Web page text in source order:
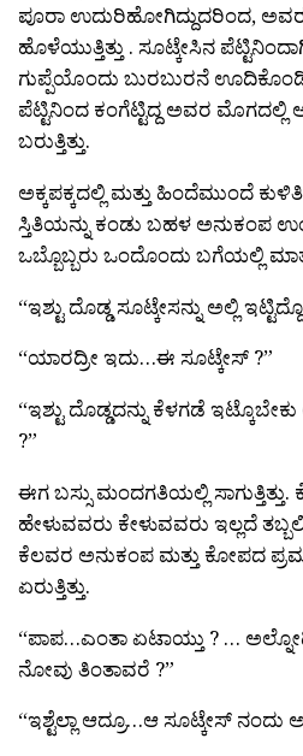
ಪೂರಾ ಉದುರಿಹೋಗಿದ್ದುದರಿಂದ,
ಹೊಳೆಯುತ್ತಿತ್ತು . ಸೂಟ್ಕೇಸಿನ
ಗುಪ್ಪೆಯೊಂದು ಬುರಬುರನೆ
ಪೆಟ್ಟಿನಿಂದ ಕಂಗೆಟ್ಟಿದ್ದ ಅವರ
ಬರುತ್ತಿತ್ತು.
ಅಕ್ಕಪಕ್ಕದಲ್ಲಿ ಮತ್ತು ಹಿಂದೆಮುಂದೆ
ಸ್ತಿತಿಯನ್ನು ಕಂಡು ಬಹಳ ಅನುಕಂಪ
ಒಬ್ಬೊಬ್ಬರು ಒಂದೊಂದು ಬಗೆಯಲ್ಲಿ
“ಇಶ್ಟು ದೊಡ್ಡ ಸೂಟ್ಕೇಸನ್ನು ಅಲ್ಲಿ
“ಯಾರದ್ರೀ ಇದು…ಈ ಸೂಟ್ಕೇಸ್ ?”
“ಇಶ್ಟು ದೊಡ್ಡದನ್ನು ಕೆಳಗಡೆ
?”
ಈಗ ಬಸ್ಸು ಮಂದಗತಿಯಲ್ಲಿ ಸಾಗುತ್ತಿತ್ತು.
ಹೇಳುವವರು ಕೇಳುವವರು ಇಲ್ಲದೆ
ಕೆಲವರ ಅನುಕಂಪ ಮತ್ತು ಕೋಪದ
ಏರುತ್ತಿತ್ತು.
“ಪಾಪ…ಎಂತಾ ಏಟಾಯ್ತು ? …
ನೋವು ತಿಂತಾವರೆ ?”
“ಇಶ್ಟೆಲ್ಲಾ ಆದ್ರೂ…ಆ ಸೂಟ್ಕೇಸ್ ನಂದು